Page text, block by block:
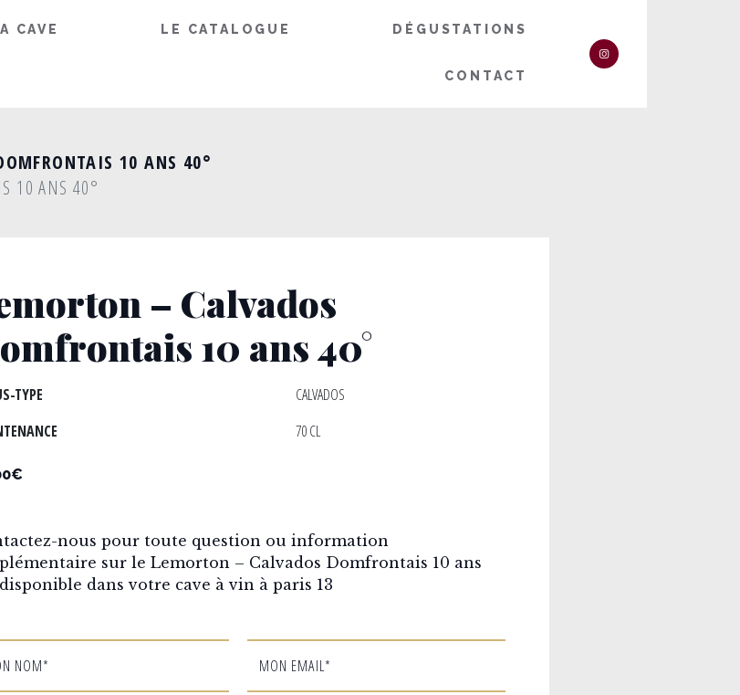
CAVE LE CATALOGUE DÉGUSTATIONS
CONTACT
10 ANS 40°
10 ANS 40°
– Calvados
10 ans 40°
TYPE
CALVADOS
70 CL
nous pour toute question ou information
sur le Lemorton – Calvados Domfrontais 10 ans
disponible dans votre cave à vin à paris 13
NOM* MON EMAIL*